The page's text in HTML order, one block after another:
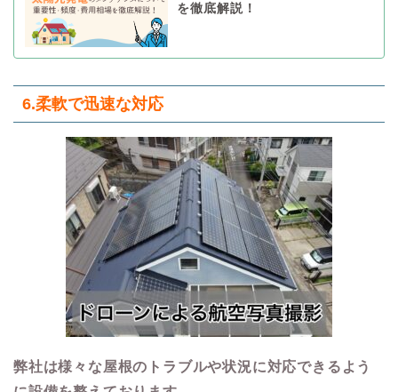
を徹底解説！
6.柔軟で迅速な対応
弊社は様々な屋根のトラブルや状況に対応できるよう